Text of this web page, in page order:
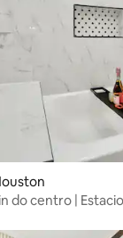
do centro |